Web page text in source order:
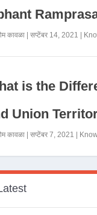
कावळा |सप्टेंबर 14, 2021
is the
Union
कावळा |सप्टेंबर 7, 2021